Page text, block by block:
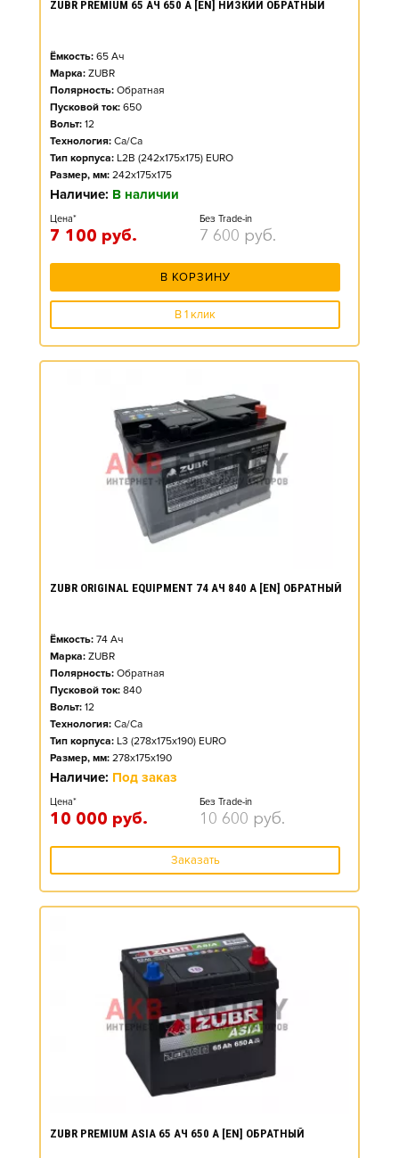
ZUBR PREMIUM 65 АЧ 650 А [EN] НИЗКИЙ ОБРАТНЫЙ
Ёмкость: 65 Ач
Марка: ZUBR
Полярность: Обратная
Пусковой ток: 650
Вольт: 12
Технология: Ca/Ca
Тип корпуса: L2B (242x175x175) EURO
Размер, мм: 242x175x175
Наличие: В наличии
Цена*
7 100 руб.
Без Trade-in
7 600 руб.
В КОРЗИНУ
В 1 клик
ZUBR ORIGINAL EQUIPMENT 74 АЧ 840 А [EN] ОБРАТНЫЙ
Ёмкость: 74 Ач
Марка: ZUBR
Полярность: Обратная
Пусковой ток: 840
Вольт: 12
Технология: Ca/Ca
Тип корпуса: L3 (278x175x190) EURO
Размер, мм: 278x175x190
Наличие: Под заказ
Цена*
10 000 руб.
Без Trade-in
10 600 руб.
Заказать
ZUBR PREMIUM ASIA 65 АЧ 650 А [EN] ОБРАТНЫЙ